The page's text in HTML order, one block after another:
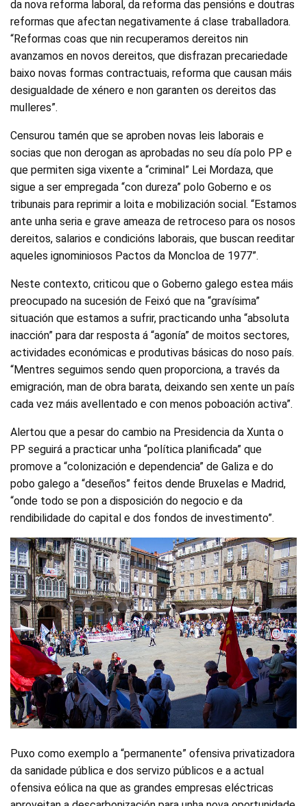
da nova reforma laboral, da reforma das pensións e doutras
reformas que afectan negativamente á clase traballadora.
“Reformas coas que nin recuperamos dereitos nin
avanzamos en novos dereitos, que disfrazan precariedade
baixo novas formas contractuais, reforma que causan máis
desigualdade de xénero e non garanten os dereitos das
mulleres”.
Censurou tamén que se aproben novas leis laborais e
socias que non derogan as aprobadas no seu día polo PP e
que permiten siga vixente a “criminal” Lei Mordaza, que
sigue a ser empregada “con dureza” polo Goberno e os
tribunais para reprimir a loita e mobilización social. “Estamos
ante unha seria e grave ameaza de retroceso para os nosos
dereitos, salarios e condicións laborais, que buscan reeditar
aqueles ignominiosos Pactos da Moncloa de 1977”.
Neste contexto, criticou que o Goberno galego estea máis
preocupado na sucesión de Feixó que na “gravísima”
situación que estamos a sufrir, practicando unha “absoluta
inacción” para dar resposta á “agonía” de moitos sectores,
actividades económicas e produtivas básicas do noso país.
“Mentres seguimos sendo quen proporciona, a través da
emigración, man de obra barata, deixando sen xente un país
cada vez máis avellentado e con menos poboación activa”.
Alertou que a pesar do cambio na Presidencia da Xunta o
PP seguirá a practicar unha “política planificada” que
promove a “colonización e dependencia” de Galiza e do
pobo galego a “deseños” feitos dende Bruxelas e Madrid,
“onde todo se pon a disposición do negocio e da
rendibilidade do capital e dos fondos de investimento”.
Puxo como exemplo a “permanente” ofensiva privatizadora
da sanidade pública e dos servizo públicos e a actual
ofensiva eólica na que as grandes empresas eléctricas